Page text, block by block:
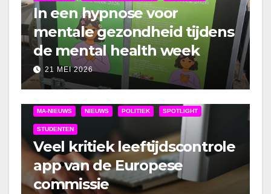
In een hypnose voor
mentale gezondheid tijdens
de mental health week
21 MEI 2026
MA-NIEUWS NIEUWS POLITIEK SPOTLIGHT
STUDENTEN
Veel kritiek leeftijdscontrole
app van de Europese
commissie